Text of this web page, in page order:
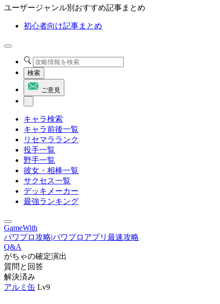
ユーザージャンル別おすすめ記事まとめ
初心者向け記事まとめ
検索
ご意見
キャラ検索
キャラ前後一覧
リセマラランク
投手一覧
野手一覧
彼女・相棒一覧
サクセス一覧
デッキメーカー
最強ランキング
GameWith
パワプロ攻略|パワプロアプリ最速攻略
Q&A
がちゃの確定演出
質問と回答
解決済み
アルミ缶 Lv9